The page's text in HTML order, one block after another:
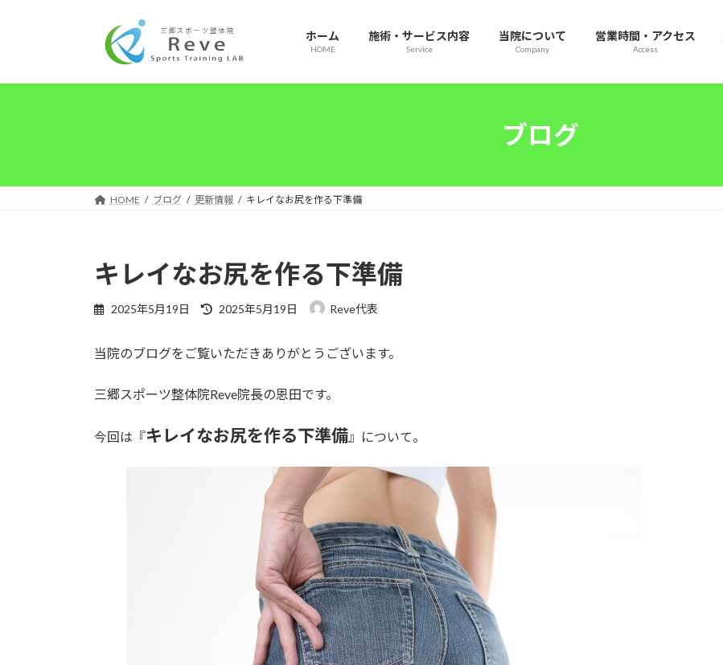
ツ
プ
シ
動
ホーム
HOME
施術・サービス内容
Service
当院について
Company
営業時間・アクセス
Access
ブログ
HOME ブログ 更新情報 キレイなお尻を作る下準備
キレイなお尻を作る下準備
2025年5月19日
最
新
:
2025年5月19日 Reve代表
当院のブログをご覧いただきありがとうございます。
三郷スポーツ整体院Reve院長の恩田です。
今回は『キレイなお尻を作る下準備』について。